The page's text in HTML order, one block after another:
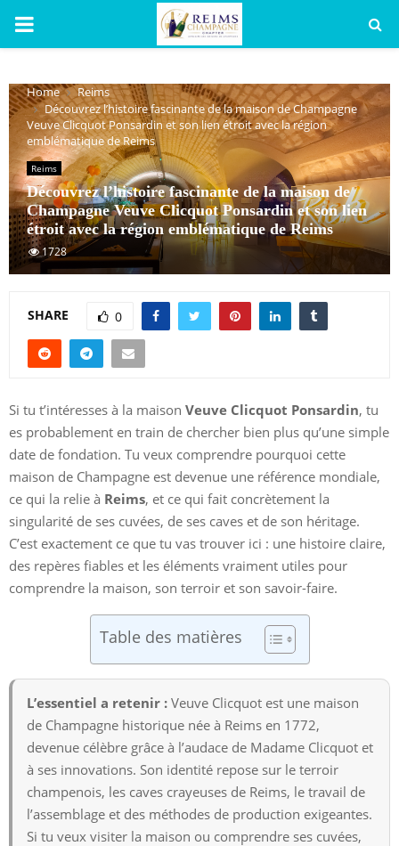
PRIMARY
Home
Reims
Découvrez l’histoire fascinante de la maison de Champagne
Veuve Clicquot Ponsardin et son lien étroit avec la région
emblématique de Reims
Reims
Découvrez l’histoire fascinante de la maison de
Champagne Veuve Clicquot Ponsardin et son lien
étroit avec la région emblématique de Reims
1728
SHARE 0
Si tu t’intéresses à la maison Veuve Clicquot Ponsardin, tu
es probablement en train de chercher bien plus qu’une simple
date de fondation. Tu veux comprendre pourquoi cette
maison de Champagne est devenue une référence mondiale,
ce qui la relie à Reims, et ce qui fait concrètement la
singularité de ses cuvées, de ses caves et de son héritage.
C’est exactement ce que tu vas trouver ici : une histoire claire,
des repères fiables et les éléments vraiment utiles pour
comprendre la maison, son terroir et son savoir-faire.
Table des matières
L’essentiel a retenir : Veuve Clicquot est une maison
de Champagne historique née à Reims en 1772,
devenue célèbre grâce à l’audace de Madame Clicquot et
à ses innovations. Son identité repose sur le terroir
champenois, les caves crayeuses de Reims, le travail de
l’assemblage et des méthodes de production exigeantes.
Si tu veux visiter la maison ou comprendre ses cuvées,